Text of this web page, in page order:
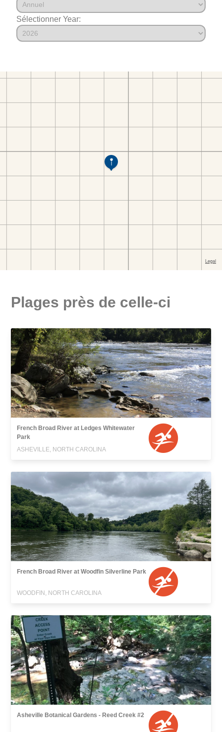
Sélectionner Year:
Plages près de celle-ci
French Broad River at Ledges Whitewater
Park
ASHEVILLE, NORTH CAROLINA
French Broad River at Woodfin Silverline Park
WOODFIN, NORTH CAROLINA
Asheville Botanical Gardens - Reed Creek #2